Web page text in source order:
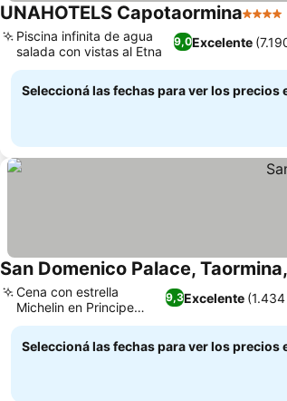
UNAHOTELS Capotaormina4
9,0Excelente
Piscina infinita de agua
salada con vistas al Etna
Seleccioná las fechas para ver los precios
San Domenico Palace,
9,3Excelente
Cena con estrella
Michelin en Principe
Cerami
Seleccioná las fechas para ver los precios